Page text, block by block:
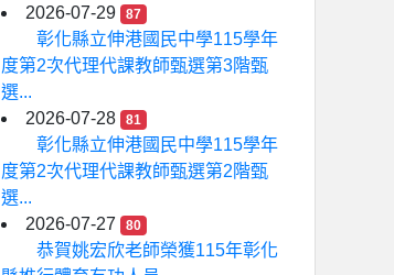
2026-07-29
87
彰化縣立伸港國民中學115學年
度第2次代理代課教師甄選第3階甄
選...
2026-07-28
81
彰化縣立伸港國民中學115學年
度第2次代理代課教師甄選第2階甄
選...
2026-07-27
80
恭賀姚宏欣老師榮獲115年彰化